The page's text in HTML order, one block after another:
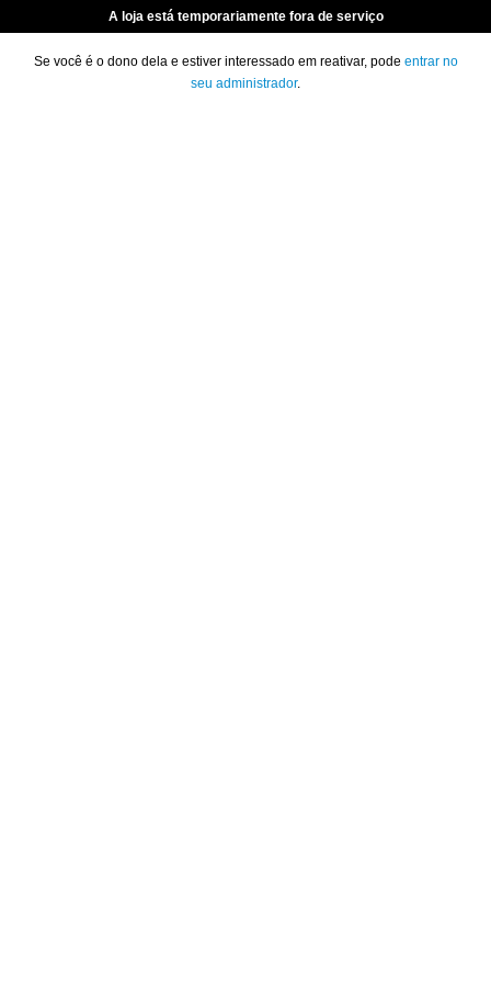
A loja está temporariamente fora de serviço
Se você é o dono dela e estiver interessado em reativar, pode entrar no
seu administrador.